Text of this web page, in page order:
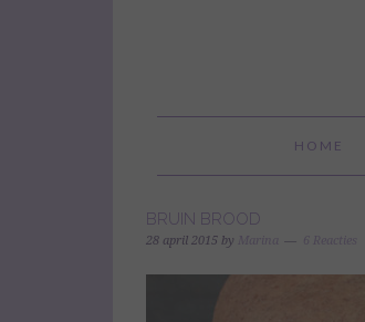
HOME
BRUIN BROOD
28 april 2015 by Marina 6 Reacties